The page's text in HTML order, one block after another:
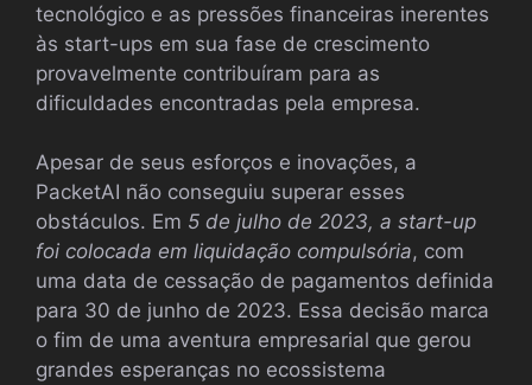
tecnológico e as pressões financeiras inerentes
às start-ups em sua fase de crescimento
provavelmente contribuíram para as
dificuldades encontradas pela empresa.
Apesar de seus esforços e inovações, a
PacketAI não conseguiu superar esses
obstáculos. Em 5 de julho de 2023, a start-up
foi colocada em liquidação compulsória, com
uma data de cessação de pagamentos definida
para 30 de junho de 2023. Essa decisão marca
o fim de uma aventura empresarial que gerou
grandes esperanças no ecossistema